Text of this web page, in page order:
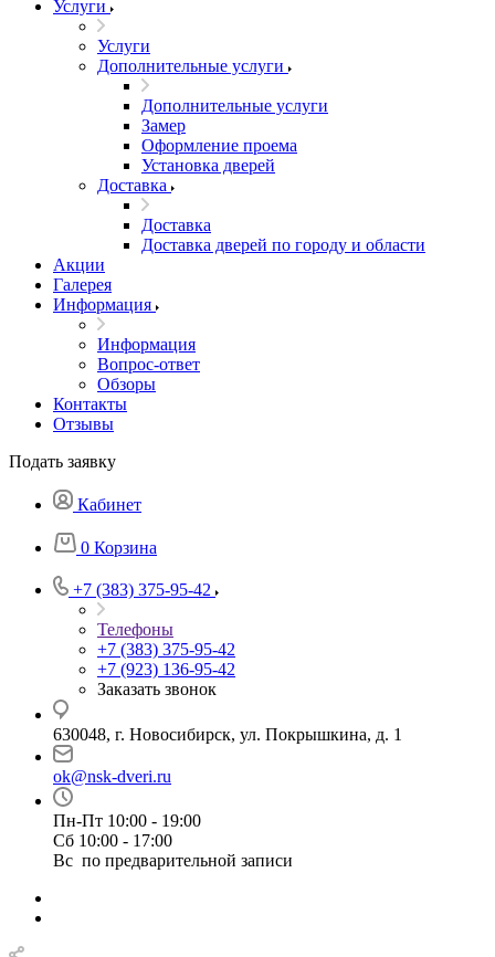
Услуги
Услуги
Дополнительные услуги
Дополнительные услуги
Замер
Оформление проема
Установка дверей
Доставка
Доставка
Доставка дверей по городу и области
Акции
Галерея
Информация
Информация
Вопрос-ответ
Обзоры
Контакты
Отзывы
Подать заявку
Кабинет
0 Корзина
+7 (383) 375-95-42
Телефоны
+7 (383) 375-95-42
+7 (923) 136-95-42
Заказать звонок
630048, г. Новосибирск, ул. Покрышкина, д. 1
ok@nsk-dveri.ru
Пн-Пт 10:00 - 19:00
Сб 10:00 - 17:00
Вс по предварительной записи